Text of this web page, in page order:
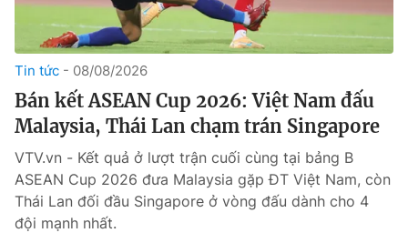
Chân dung
Sự kiện
Bóng đá
Thể thao Điện tử
Tin tức 08/08/2026
Bán kết ASEAN Cup 2026: Việt Nam đấu
Malaysia, Thái Lan chạm trán Singapore
VTV.vn - Kết quả ở lượt trận cuối cùng tại bảng B
ASEAN Cup 2026 đưa Malaysia gặp ĐT Việt Nam, còn
Thái Lan đối đầu Singapore ở vòng đấu dành cho 4
đội mạnh nhất.